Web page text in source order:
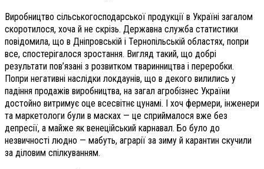
Виробництво сільськогосподарської продукції в Україні загалом
скоротилося, хоча й не скрізь. Державна служба статистики
повідомила, що в Дніпровській і Тернопільській областях, попри
все, спостерігалося зростання. Вигляд такий, що добрі
результати пов’язані з розвитком тваринництва і переробки.
Попри негативні наслідки локдаунів, що в декого вилились у
падіння продажів виробництва, на загал агробізнес України
достойно витримує оце всесвітнє цунамі. І хоч фермери, інженери
та маркетологи були в масках — це сприймалося вже без
депресії, а майже як венеційський карнавал. Бо було до
незвичності людно — мабуть, аграрії за зиму й карантин скучили
за діловим спілкуванням.